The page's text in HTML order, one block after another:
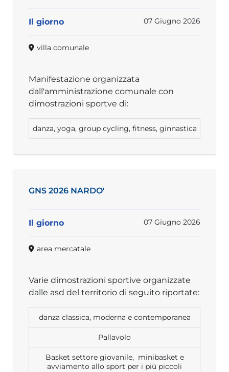
Il giorno 07 Giugno 2026
villa comunale
Manifestazione organizzata
dall'amministrazione comunale con
dimostrazioni sportve di:
danza, yoga, group cycling, fitness, ginnastica
GNS 2026 NARDO'
Il giorno 07 Giugno 2026
area mercatale
Varie dimostrazioni sportive organizzate
dalle asd del territorio di seguito riportate:
danza classica, moderna e contemporanea
Pallavolo
Basket settore giovanile, minibasket e
avviamento allo sport per i più piccoli